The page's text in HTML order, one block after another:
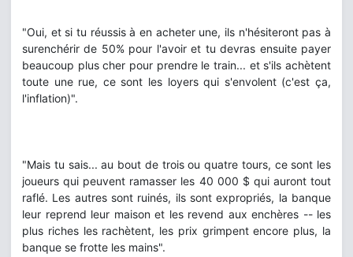
"Oui, et si tu réussis à en acheter une, ils n'hésiteront pas à
surenchérir de 50% pour l'avoir et tu devras ensuite payer
beaucoup plus cher pour prendre le train... et s'ils achètent
toute une rue, ce sont les loyers qui s'envolent (c'est ça,
l'inflation)".
"Mais tu sais... au bout de trois ou quatre tours, ce sont les
joueurs qui peuvent ramasser les 40 000 $ qui auront tout
raflé. Les autres sont ruinés, ils sont expropriés, la banque
leur reprend leur maison et les revend aux enchères -- les
plus riches les rachètent, les prix grimpent encore plus, la
banque se frotte les mains".